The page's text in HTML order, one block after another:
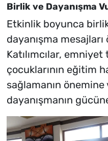
Birlik ve Dayanışma
Etkinlik boyunca
dayanışma mesajları
Katılımcılar,
çocuklarının eğitim
sağlamanın
dayanışmanın